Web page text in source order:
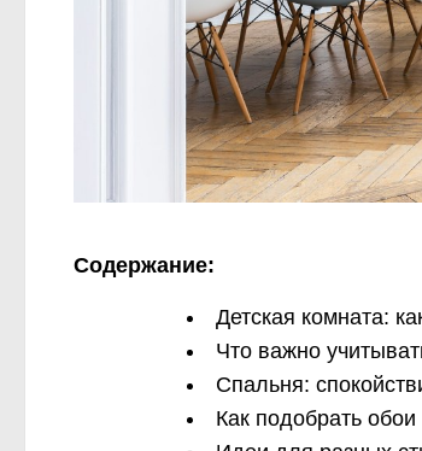
Содержание:
Детская комната:
Что важно
Спальня:
Как подобрать